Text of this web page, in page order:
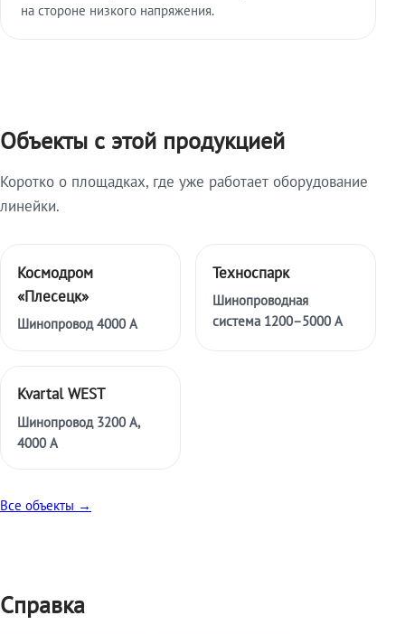
на стороне низкого напряжения.
Объекты с этой продукцией
Коротко о площадках, где уже работает оборудование
линейки.
Космодром
«Плесецк»
Шинопровод 4000 А
Техноспарк
Шинопроводная
система 1200–5000 А
Kvartal WEST
Шинопровод 3200 А,
4000 А
Все объекты →
Справка